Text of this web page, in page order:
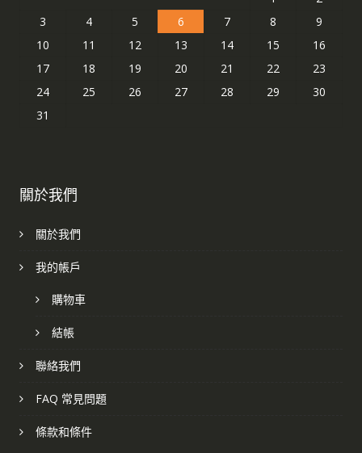
3
4 5 6 7 8
9
10
11 12 13 14 15
16
17
18 19 20 21 22
23
24
25 26 27 28 29
30
31
關於我們
關於我們
我的帳戶
購物車
結帳
聯絡我們
FAQ 常見問題
條款和條件